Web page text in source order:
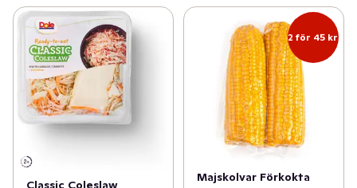
Classic Coleslaw
2 för 45 kr
Majskolvar Förkokta